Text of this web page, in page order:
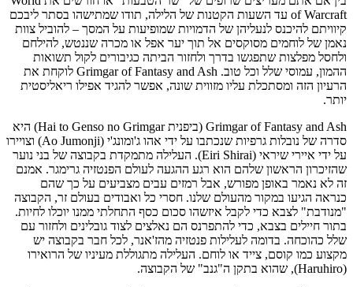
of Warcraft עד השעות הקטנות של הלילה, תודו שמתישהו בסתר ליבכם
קיוויתם להיכנס לנעליהן של הדמויות שמופיעות על המסך – להוביל צוות
נאמן של לוחמים מסוקסים אל תוך יער אפל או מכרה שננטש, להילחם
ולחסל מפלצות שתפגשו בדרך ולחזור הביתה כגיבורים לקול תשואות
ההמון, עמוסי שלל וכל טוב. Grimgar of Fantasy and Ash לוקחת את
הרעיון הזה ומסתכלת עליו מזווית שונה, אפשר להגיד אפילו ריאליסטית
יותר.
Grimgar of Fantasy and Ash (ביפנית Hai to Genso no Grimgar) היא
סדרה של נובלות גרפיות שנכתבו על ידי אהו ג'ומונג'י (Ao Jumonji) וצויירו
על ידי איירי שיראי (Eiri Shirai). העלילה מתמקדת בקבוצה של בני נוער
שהזיכרון הראשון שלהם הוא רגע ההגעה לעולם הפנטזיה גרימגר. אמנם
זה לא נאמר באופן מפורש, אבל רמזים עבים מצביעים על כך שהם
כנראה הגיעו במקור מהעולם שלנו. חסרי כל ואבודים בעולם זר, הקבוצה
"מנודבת" לצבא כדי לקבל איזשהו סכום כסף התחלתי ממנו יוכלו לחיות.
בתור חיילים בצבא, כדי להתפרנס הם נאלצים לצוד גובלינים ולחזור עם
שלל כהוכחה. בדומה לעלילות פנטזיה מהז'אנר, לכל חבר בקבוצה יש
מקצוע כמו קוסם, צייד או לוחם. העלילה מתגוללת מעיניו של הרואירו
(Haruhiro), שהוא בתקן ה"גנב" של הקבוצה.